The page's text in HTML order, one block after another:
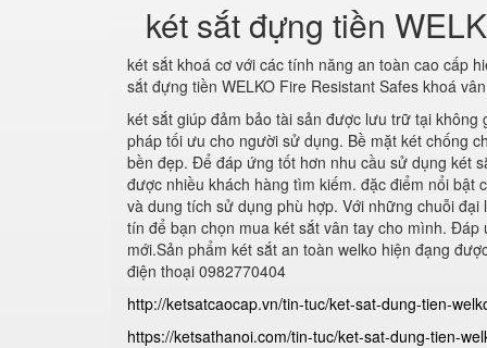
két sắt đựng tiền
két sắt khoá cơ với các tính năng an toàn cao cấp
sắt đựng tiền WELKO Fire Resistant Safes khoá
két sắt giúp đảm bảo tài sản được lưu trữ tại
pháp tối ưu cho người sử dụng. Bề mặt két chống
bền đẹp. Để đáp ứng tốt hơn nhu cầu sử dụng két
được nhiều khách hàng tìm kiếm. đặc điểm nổi bật
và dung tích sử dụng phù hợp. Với những chuỗi
tín để bạn chọn mua két sắt vân tay cho mình.
mới.Sản phẩm két sắt an toàn welko hiện đạng
điện thoại 0982770404
http://ketsatcaocap.vn/tin-tuc/ket-sat-dung-tien-
https://ketsathanoi.com/tin-tuc/ket-sat-dung-tien-